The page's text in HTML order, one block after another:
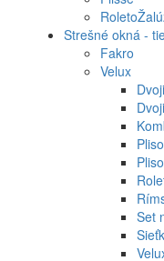
Strešné okná -
Fakro
Velux
Set